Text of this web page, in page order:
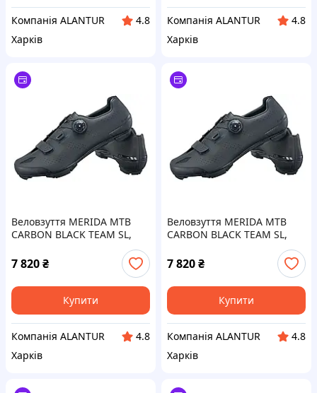
Компанія ALANTUR
4.8
Харків
Компанія ALANTUR
4.8
Харків
Веловзуття MERIDA MTB
CARBON BLACK TEAM SL,
карбонова підошва,
вентиляція.
7 820₴
Купити
Компанія ALANTUR
4.8
Харків
Веловзуття MERIDA MTB
CARBON BLACK TEAM SL,
жорстка карбонова підошва
7 820₴
Купити
Компанія ALANTUR
4.8
Харків